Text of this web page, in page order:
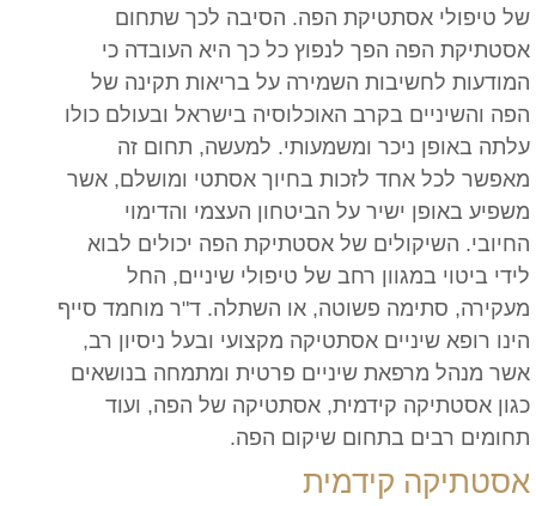
של טיפולי אסתטיקת הפה. הסיבה לכך שתחום
אסטתיקת הפה הפך לנפוץ כל כך היא העובדה כי
המודעות לחשיבות השמירה על בריאות תקינה של
הפה והשיניים בקרב האוכלוסיה בישראל ובעולם כולו
עלתה באופן ניכר ומשמעותי. למעשה, תחום זה
מאפשר לכל אחד לזכות בחיוך אסתטי ומושלם, אשר
משפיע באופן ישיר על הביטחון העצמי והדימוי
החיובי. השיקולים של אסטתיקת הפה יכולים לבוא
לידי ביטוי במגוון רחב של טיפולי שיניים, החל
מעקירה, סתימה פשוטה, או השתלה. ד"ר מוחמד סייף
הינו רופא שיניים אסתטיקה מקצועי ובעל ניסיון רב,
אשר מנהל מרפאת שיניים פרטית ומתמחה בנושאים
כגון אסטתיקה קידמית, אסתטיקה של הפה, ועוד
תחומים רבים בתחום שיקום הפה.
אסטתיקה קידמית